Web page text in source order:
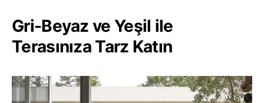
Gri-Beyaz ve Yeşil ile
Terasınıza Tarz Katın